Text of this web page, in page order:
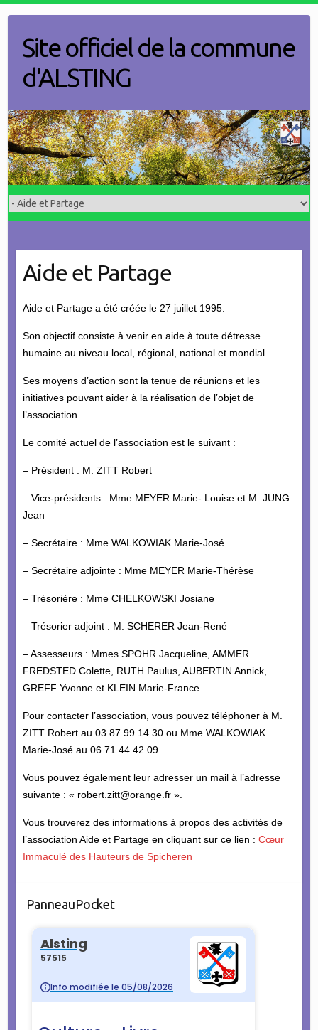
contentSite officiel de la commune
d'ALSTING
Aide et Partage
Aide et Partage a été créée le 27 juillet 1995.
Son objectif consiste à venir en aide à toute détresse
humaine au niveau local, régional, national et mondial.
Ses moyens d’action sont la tenue de réunions et les
initiatives pouvant aider à la réalisation de l’objet de
l’association.
Le comité actuel de l’association est le suivant :
– Président : M. ZITT Robert
– Vice-présidents : Mme MEYER Marie- Louise et M. JUNG
Jean
– Secrétaire : Mme WALKOWIAK Marie-José
– Secrétaire adjointe : Mme MEYER Marie-Thérèse
– Trésorière : Mme CHELKOWSKI Josiane
– Trésorier adjoint : M. SCHERER Jean-René
– Assesseurs : Mmes SPOHR Jacqueline, AMMER
FREDSTED Colette, RUTH Paulus, AUBERTIN Annick,
GREFF Yvonne et KLEIN Marie-France
Pour contacter l’association, vous pouvez téléphoner à M.
ZITT Robert au 03.87.99.14.30 ou Mme WALKOWIAK
Marie-José au 06.71.44.42.09.
Vous pouvez également leur adresser un mail à l’adresse
suivante : « robert.zitt@orange.fr ».
Vous trouverez des informations à propos des activités de
l’association Aide et Partage en cliquant sur ce lien : Cœur
Immaculé des Hauteurs de Spicheren
PanneauPocket